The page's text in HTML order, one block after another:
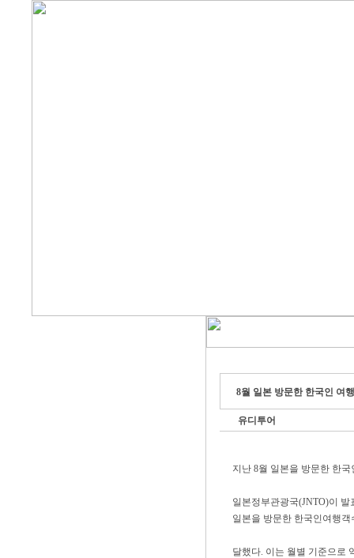
8월 일본 방문한 한국인 여
유디투어
지난 8월 일본을 방문한 한
일본정부관광국(JNTO)이
일본을 방문한 한국인여행객
달했다. 이는 월별 기준으로